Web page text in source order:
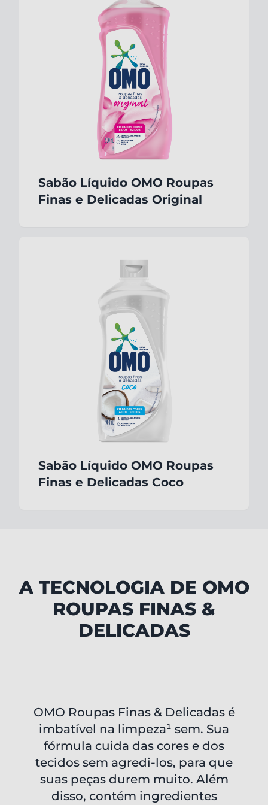
Sabão Líquido OMO Roupas
Finas e Delicadas Original
Sabão Líquido OMO Roupas
Finas e Delicadas Coco
A TECNOLOGIA DE OMO
ROUPAS FINAS &
DELICADAS
OMO Roupas Finas & Delicadas é
imbatível na limpeza¹ sem. Sua
fórmula cuida das cores e dos
tecidos sem agredi-los, para que
suas peças durem muito. Além
disso, contém ingredientes